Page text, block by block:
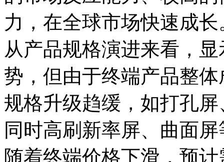
力，在全球市场快速成长
从产品规格演进来看，
势，但由于终端产品整
规格升级趋缓，如打孔
同时高刷新率屏、曲面
随着终端价格下滑，预